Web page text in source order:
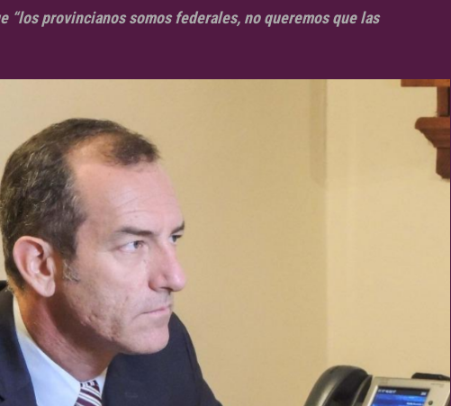
“los provincianos somos federales, no queremos que las